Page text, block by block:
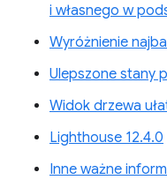
i własnego w
Wyróżnienie
Ulepszone stany
Widok drzewa
Lighthouse 12.4.0
Inne ważne